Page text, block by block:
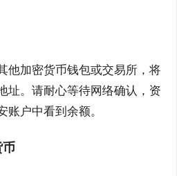
他加密货币钱包或交易所，将
址。请耐心等待网络确认，资
户中看到余额。